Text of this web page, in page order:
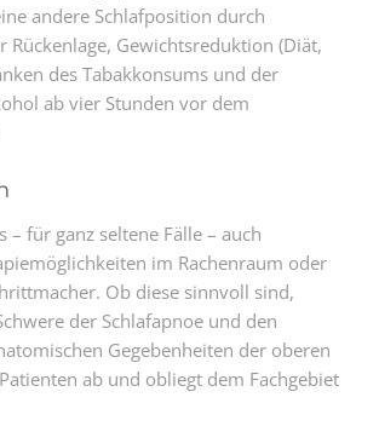
andere Schlafposition durch
Rückenlage, Gewichtsreduktion (Diät,
des Tabakkonsums und der
ab vier Stunden vor dem
– für ganz seltene Fälle – auch
im Rachenraum oder
Ob diese sinnvoll sind,
der Schlafapnoe und den
Gegebenheiten der oberen
ab und obliegt dem Fachgebiet